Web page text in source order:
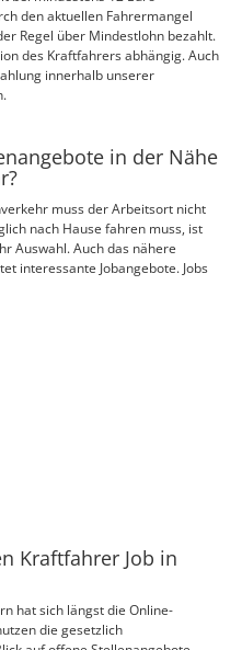
den aktuellen Fahrermangel
Regel über Mindestlohn bezahlt.
des Kraftfahrers abhängig. Auch
innerhalb unserer
in der Nähe
muss der Arbeitsort nicht
nach Hause fahren muss, ist
Auswahl. Auch das nähere
interessante Jobangebote. Jobs
Kraftfahrer Job in
hat sich längst die Online-
die gesetzlich